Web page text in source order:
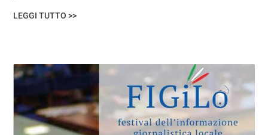
LEGGI TUTTO >>